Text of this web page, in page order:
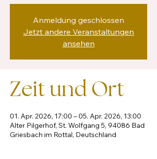
Anmeldung geschlossen
Jetzt andere Veranstaltungen
ansehen
Zeit und Ort
01. Apr. 2026, 17:00 – 05. Apr. 2026, 13:00
Alter Pilgerhof, St. Wolfgang 5, 94086 Bad
Griesbach im Rottal, Deutschland